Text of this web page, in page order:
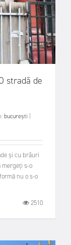
stradă de
bucurești
și cu brâuri
mergeți s-o
nu o s-o
2510